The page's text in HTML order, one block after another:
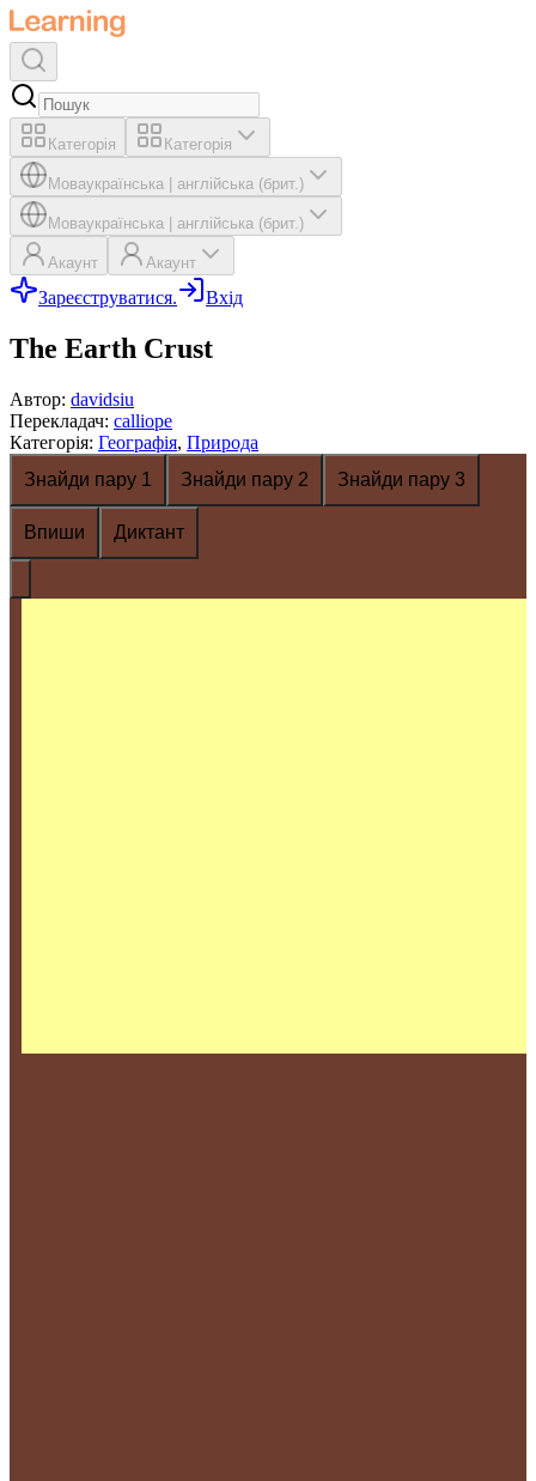
Категорія Категорія
Моваукраїнська англійська (брит.)
Моваукраїнська англійська (брит.)
Акаунт Акаунт
Зареєструватися. Вхід
The Earth Crust
Автор: davidsiu
Перекладач: calliope
Категорія: Географія, Природа
Знайди пару 1
Знайди пару 2 Знайди пару 3
Впиши Диктант